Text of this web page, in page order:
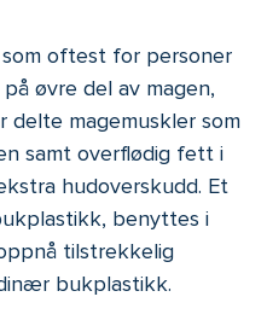
oftest for personer
øvre del av magen,
delte magemuskler som
samt overflødig fett i
hudoverskudd. Et
benyttes i
tilstrekkelig
bukplastikk.